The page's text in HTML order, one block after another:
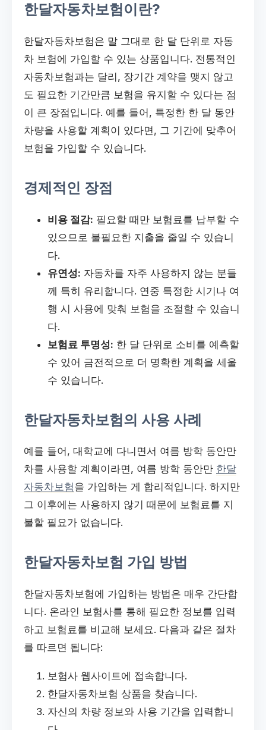
한달자동차보험이란?
한달자동차보험은 말 그대로 한 달 단위로 자동
차 보험에 가입할 수 있는 상품입니다. 전통적인
자동차보험과는 달리, 장기간 계약을 맺지 않고
도 필요한 기간만큼 보험을 유지할 수 있다는 점
이 큰 장점입니다. 예를 들어, 특정한 한 달 동안
차량을 사용할 계획이 있다면, 그 기간에 맞추어
보험을 가입할 수 있습니다.
경제적인 장점
비용 절감: 필요할 때만 보험료를 납부할 수
있으므로 불필요한 지출을 줄일 수 있습니
다.
유연성: 자동차를 자주 사용하지 않는 분들
께 특히 유리합니다. 연중 특정한 시기나 여
행 시 사용에 맞춰 보험을 조절할 수 있습니
다.
보험료 투명성: 한 달 단위로 소비를 예측할
수 있어 금전적으로 더 명확한 계획을 세울
수 있습니다.
한달자동차보험의 사용 사례
예를 들어, 대학교에 다니면서 여름 방학 동안만
차를 사용할 계획이라면, 여름 방학 동안만 한달
자동차보험을 가입하는 게 합리적입니다. 하지만
그 이후에는 사용하지 않기 때문에 보험료를 지
불할 필요가 없습니다.
한달자동차보험 가입 방법
한달자동차보험에 가입하는 방법은 매우 간단합
니다. 온라인 보험사를 통해 필요한 정보를 입력
하고 보험료를 비교해 보세요. 다음과 같은 절차
를 따르면 됩니다:
보험사 웹사이트에 접속합니다.
한달자동차보험 상품을 찾습니다.
자신의 차량 정보와 사용 기간을 입력합니